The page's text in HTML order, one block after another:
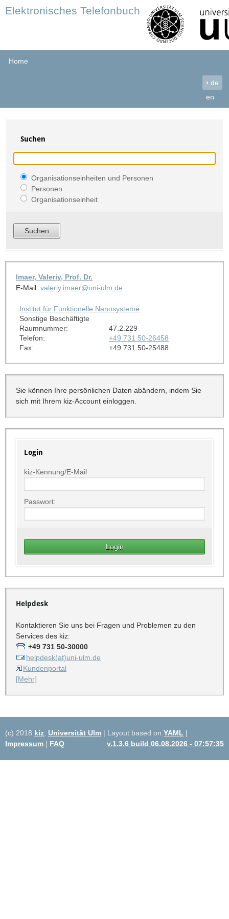
Elektronisches Telefonbuch
Home
› de
en
Suchen
Organisationseinheiten und Personen
Personen
Organisationseinheit
Imaer, Valeriy, Prof. Dr.
E-Mail: valeriy.imaer@uni-ulm.de
Institut für Funktionelle Nanosysteme
Sonstige Beschäftigte
Raumnummer:
47.2.229
Telefon:
+49 731 50-26458
Fax:
+49 731 50-25488
Sie können Ihre persönlichen Daten abändern, indem Sie
sich mit Ihrem kiz-Account einloggen.
Login
kiz-Kennung/E-Mail
Passwort:
Helpdesk
Kontaktieren Sie uns bei Fragen und Problemen zu den
Services des kiz:
+49 731 50-30000
helpdesk(at)uni-ulm.de
Kundenportal
[Mehr]
(c) 2018 kiz Universität Ulm | Layout based on YAML |
Impressum | FAQ v.1.3.6 build 06.08.2026 - 07:57:35